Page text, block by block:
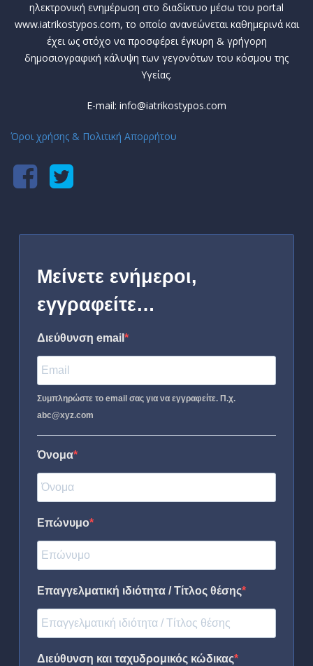
ηλεκτρονική ενημέρωση στο διαδίκτυο μέσω του portal
www.iatrikostypos.com, το οποίο ανανεώνεται καθημερινά και
έχει ως στόχο να προσφέρει έγκυρη & γρήγορη
δημοσιογραφική κάλυψη των γεγονότων του κόσμου της
Υγείας.
E-mail: info@iatrikostypos.com
Όροι χρήσης & Πολιτική Απορρήτου
Μείνετε ενήμεροι,
εγγραφείτε…
Διεύθυνση email
Συμπληρώστε το email σας για να εγγραφείτε. Π.χ.
abc@xyz.com
Όνομα
Επώνυμο
Επαγγελματική ιδιότητα / Τίτλος θέσης
Διεύθυνση και ταχυδρομικός κώδικας